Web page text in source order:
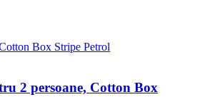
2 persoane, Cotton Box